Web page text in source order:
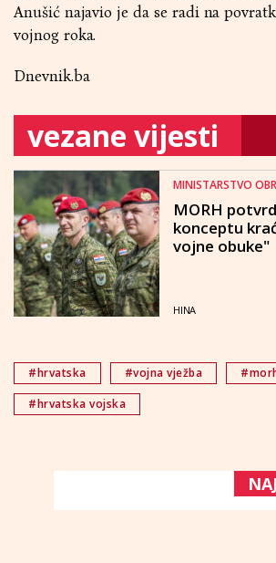
Anušić najavio je da se radi na
vojnog roka.
Dnevnik.ba
vezane vijesti
MINISTARSTVO
MORH
konceptu
vojne obuke"
HINA
#hrvatska #vojna vježba
#hrvatska vojska